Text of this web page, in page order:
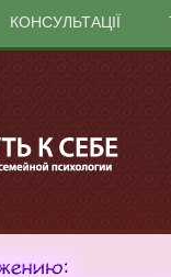
КОНСУЛЬТАЦІЇ